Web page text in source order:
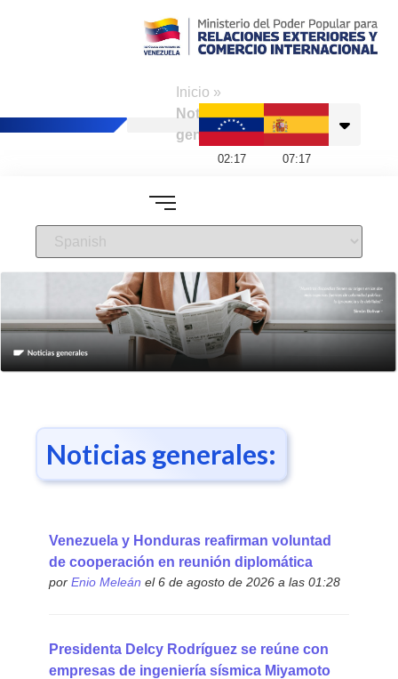
Inicio »
Noticias
generales
02:17 07:17
Noticias generales:
Venezuela y Honduras reafirman voluntad
de cooperación en reunión diplomática
por Enio Meleán el 6 de agosto de 2026 a las 01:28
Presidenta Delcy Rodríguez se reúne con
empresas de ingeniería sísmica Miyamoto